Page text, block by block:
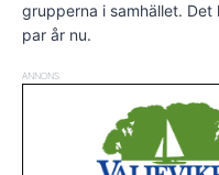
grupperna i samhället.
par år nu.
ANNONS